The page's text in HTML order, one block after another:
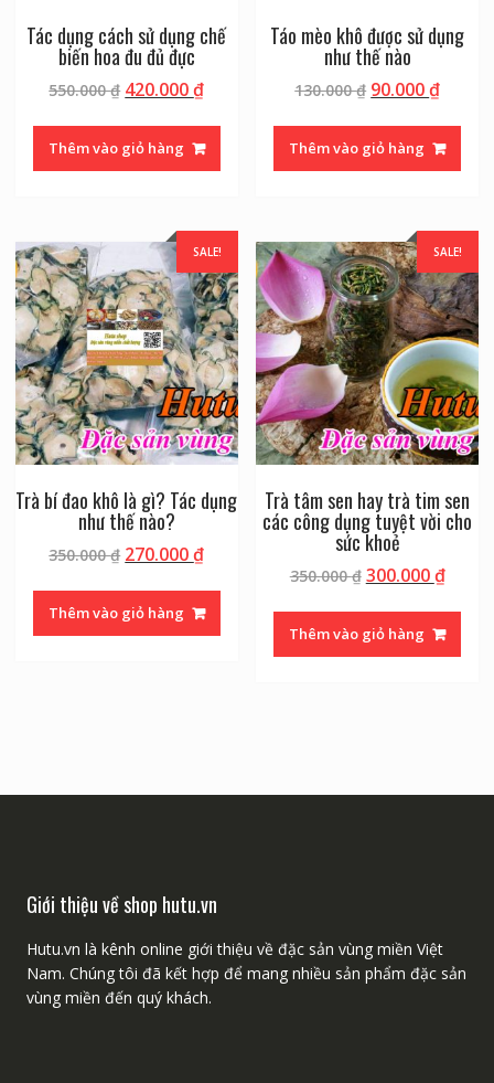
Tác dụng cách sử dụng chế
biến hoa đu đủ đực
550.000₫ 420.000₫
Thêm vào giỏ hàng
Táo mèo khô được sử dụng
như thế nào
130.000₫ 90.000₫
Thêm vào giỏ hàng
SALE!
Trà bí đao khô là gì? Tác dụng
như thế nào?
350.000₫ 270.000₫
Thêm vào giỏ hàng
SALE!
Trà tâm sen hay trà tim sen
các công dụng tuyệt vời cho
sức khoẻ
350.000₫ 300.000₫
Thêm vào giỏ hàng
Giới thiệu về shop hutu.vn
Hutu.vn là kênh online giới thiệu về đặc sản vùng miền Việt
Nam. Chúng tôi đã kết hợp để mang nhiều sản phẩm đặc sản
vùng miền đến quý khách.